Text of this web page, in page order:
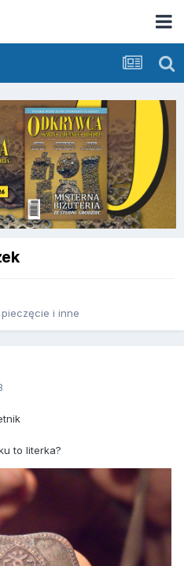
i inne
to literka?